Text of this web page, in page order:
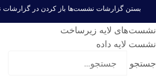
بستن گزارشات نشست‌ها باز کردن در
نشست‌‌های لایه زیرساخت
نشست لایه داده
جستجو